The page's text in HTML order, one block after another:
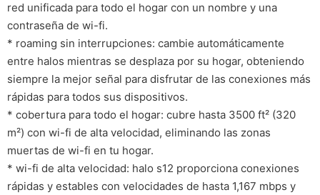
red unificada para todo el hogar con un nombre y una
contraseña de wi-fi.
* roaming sin interrupciones: cambie automáticamente
entre halos mientras se desplaza por su hogar, obteniendo
siempre la mejor señal para disfrutar de las conexiones más
rápidas para todos sus dispositivos.
* cobertura para todo el hogar: cubre hasta 3500 ft² (320
m²) con wi-fi de alta velocidad, eliminando las zonas
muertas de wi-fi en tu hogar.
* wi-fi de alta velocidad: halo s12 proporciona conexiones
rápidas y estables con velocidades de hasta 1,167 mbps y